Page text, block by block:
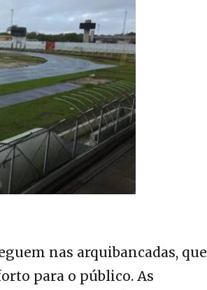
nas arquibancadas, que
para o público. As